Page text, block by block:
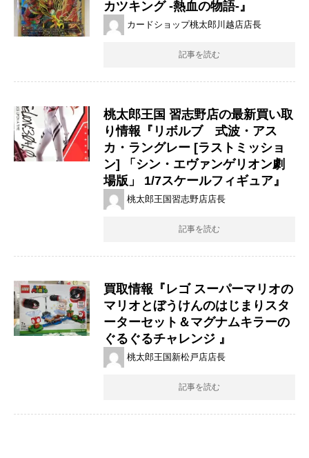
カツキング ​-熱血の物語-』
カードショップ桃太郎川越店店長
記事を読む
桃太郎王国 習志野店の最新買い取
り情報『リボルブ 式波・アス
カ・ラングレー ​[ラストミッショ
ン] ​「シン・エヴァンゲリオン劇
場版」 ​1/7スケールフィギュア』
桃太郎王国習志野店店長
記事を読む
買取情報『レゴ ​スーパーマリオの
マリオとぼうけんのはじまりスタ
ーターセット＆マグナムキラーの
ぐるぐるチャレンジ ​』
桃太郎王国新松戸店店長
記事を読む